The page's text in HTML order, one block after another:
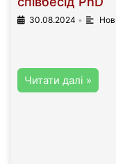
30.08.2024 •
Читати далі »